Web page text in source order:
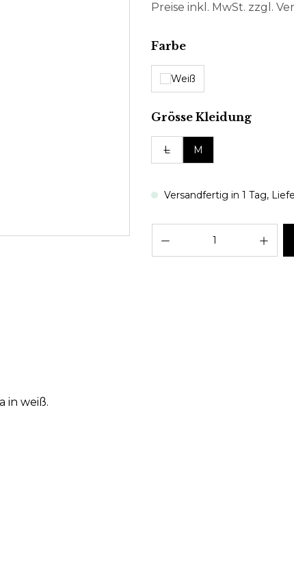
Preise inkl. MwSt. zzgl.
Farbeauswählen
Weiß
Grösse Kleidung
L M
Versandfertig in 1 Tag,
in weiß.